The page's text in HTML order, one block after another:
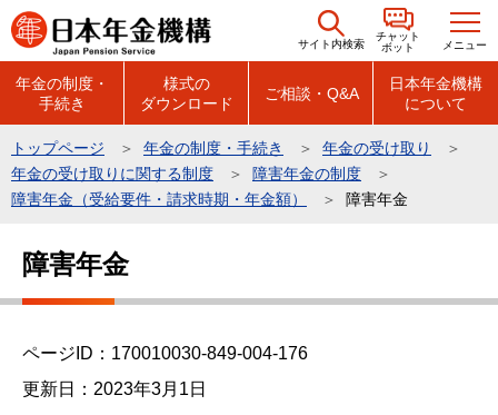
こ
の
の
先
サイト内検索
チャット
ボット
メニュー
年金の制度・
手続き
様式の
ダウンロード
ご相談・Q&A
日本年金機構
について
トップページ 年金の制度・手続き
年金の受け取り
年金の受け取りに関する制度
障害年金の制度
障害年金（受給要件・請求時期・年金額）
障害年金
こ
障害年金
ページID：170010030-849-004-176
更新日：2023年3月1日